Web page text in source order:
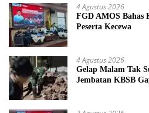
4 Agustus 2026
FGD AMOS
Peserta Kecewa
4 Agustus 2026
Gelap Malam Tak
Jembatan KBSB